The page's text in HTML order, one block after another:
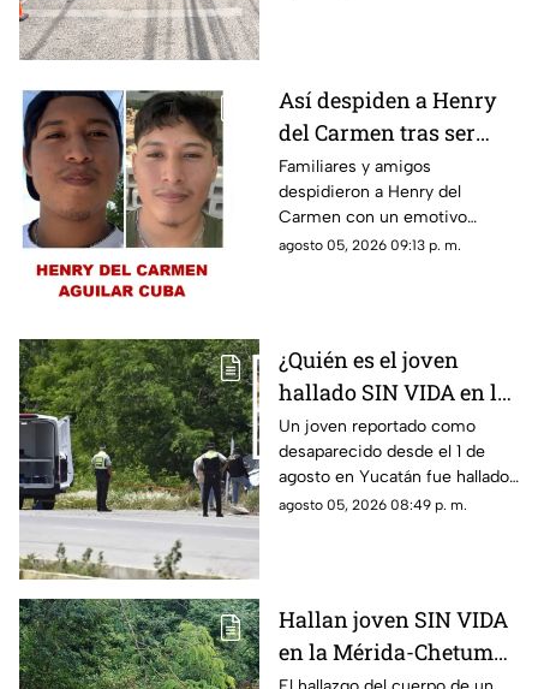
Así despiden a Henry
del Carmen tras ser
hallado sin vida en la
Mérida-Chetumal tras
varios días
desaparecido
Familiares y amigos
despidieron a Henry del
Carmen con un emotivo
mensaje en redes sociales tras
agosto 05, 2026 09:13 p. m.
¿Quién es el joven
hallado SIN VIDA en la
Mérida-Chetumal? Esto
se sabe
Un joven reportado como
desaparecido desde el 1 de
agosto en Yucatán fue hallado
sin vida en la carretera Mérida-
agosto 05, 2026 08:49 p. m.
Hallan joven SIN VIDA
en la Mérida-Chetumal;